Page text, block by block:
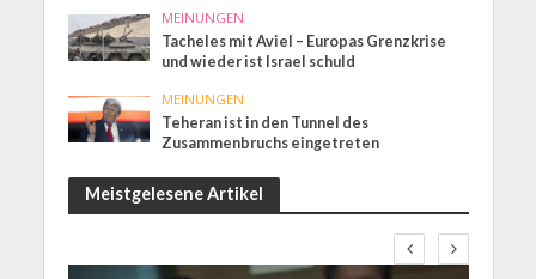
MEINUNGEN
Tacheles mit Aviel – Europas Grenzkrise
und wieder ist Israel schuld
MEINUNGEN
Teheran ist in den Tunnel des
Zusammenbruchs eingetreten
Meistgelesene Artikel